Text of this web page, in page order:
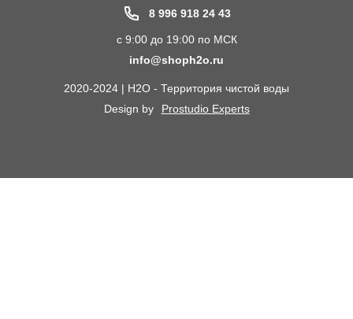
Электрические Обогреватели
8 996 918 24 43
с 9:00 до 19:00 по МСК
info@shoph2o.ru
2020-2024 | H2O - Территория чистой воды
Design by
Prostudio Experts